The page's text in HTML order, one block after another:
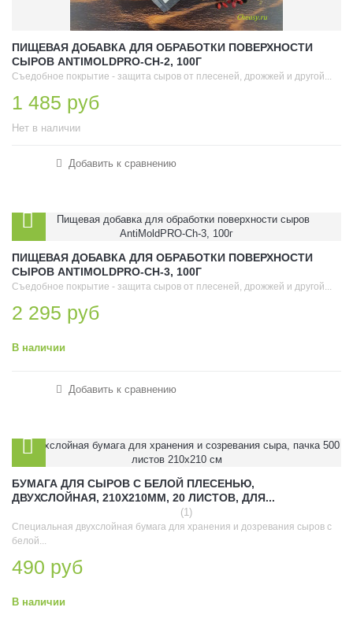
ПИЩЕВАЯ ДОБАВКА ДЛЯ ОБРАБОТКИ ПОВЕРХНОСТИ
СЫРОВ ANTIMOLDPRO-CH-2, 100Г
Съедобное покрытие - защита сыров от плесеней, дрожжей и другой...
1 485 руб
Нет в наличии
Добавить к сравнению
ПИЩЕВАЯ ДОБАВКА ДЛЯ ОБРАБОТКИ ПОВЕРХНОСТИ
СЫРОВ ANTIMOLDPRO-CH-3, 100Г
Съедобное покрытие - защита сыров от плесеней, дрожжей и другой...
2 295 руб
В наличии
Добавить к сравнению
БУМАГА ДЛЯ СЫРОВ С БЕЛОЙ ПЛЕСЕНЬЮ,
ДВУХСЛОЙНАЯ, 210Х210ММ, 20 ЛИСТОВ, ДЛЯ...
(1)
Специальная двухслойная бумага для хранения и дозревания сыров с
белой...
490 руб
В наличии